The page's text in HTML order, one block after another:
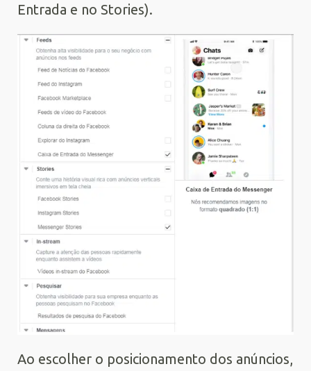
Entrada e no Stories).
Ao escolher o posicionamento dos anúncios,